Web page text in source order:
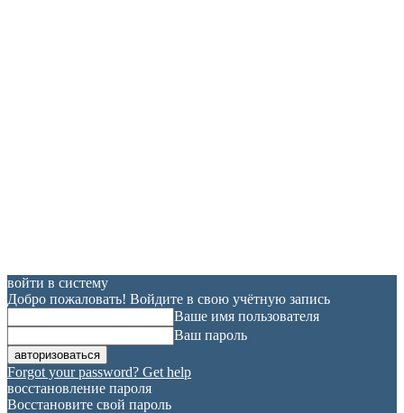
войти в систему
Добро пожаловать! Войдите в свою учётную запись
Ваше имя пользователя
Ваш пароль
Forgot your password? Get help
восстановление пароля
Восстановите свой пароль